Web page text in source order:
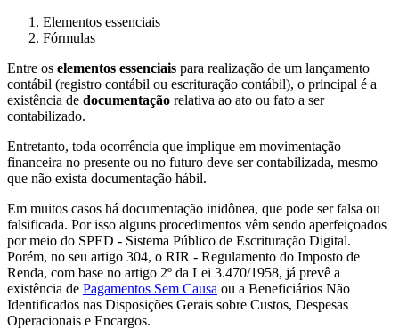
Elementos essenciais
Fórmulas
Entre os elementos essenciais para realização de um lançamento
contábil (registro contábil ou escrituração contábil), o principal é a
existência de documentação relativa ao ato ou fato a ser
contabilizado.
Entretanto, toda ocorrência que implique em movimentação
financeira no presente ou no futuro deve ser contabilizada, mesmo
que não exista documentação hábil.
Em muitos casos há documentação inidônea, que pode ser falsa ou
falsificada. Por isso alguns procedimentos vêm sendo aperfeiçoados
por meio do SPED - Sistema Público de Escrituração Digital.
Porém, no seu artigo 304, o RIR - Regulamento do Imposto de
Renda, com base no artigo 2º da Lei 3.470/1958, já prevê a
existência de Pagamentos Sem Causa ou a Beneficiários Não
Identificados nas Disposições Gerais sobre Custos, Despesas
Operacionais e Encargos.